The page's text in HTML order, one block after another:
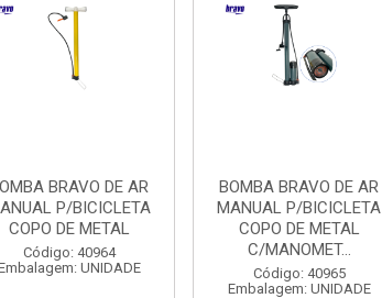
BRAVO DE AR
P/BICICLETA
COPO DE METAL
Código: 40964
UNIDADE
BOMBA BRAVO DE AR
MANUAL P/BICICLETA
COPO DE METAL
C/MANOMET...
Código: 40965
Embalagem: UNIDADE